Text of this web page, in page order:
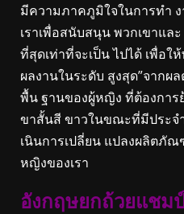
มีความภาคภูมิใจในการทํา
เราเพื่อสนับสนุน พวกเขาแ
ที่สุดเท่าที่จะเป็น ไปได้ เพื่อใ
ผลงานในระดับ สูงสุด”จากผ
พื้น ฐานของผู้หญิง ที่ต้องการ
ขาสั้นสี ขาวในขณะที่มีประจํ
เนินการเปลี่ยน แปลงผลิตภัณ
หญิงของเรา
อังกฤษยกถ้วยแชม